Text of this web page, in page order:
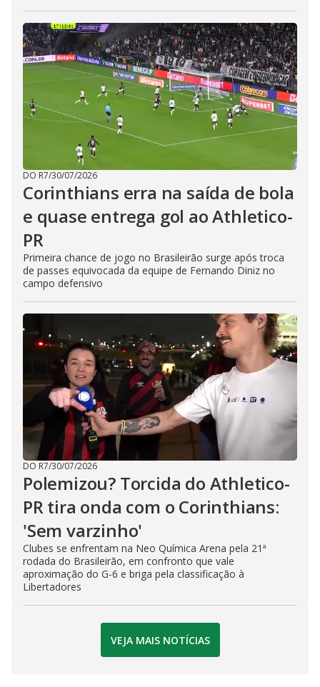
DO R7/30/07/2026
Corinthians erra na saída de bola
e quase entrega gol ao Athletico-
PR
Primeira chance de jogo no Brasileirão surge após troca
de passes equivocada da equipe de Fernando Diniz no
campo defensivo
DO R7/30/07/2026
Polemizou? Torcida do Athletico-
PR tira onda com o Corinthians:
'Sem varzinho'
Clubes se enfrentam na Neo Química Arena pela 21ª
rodada do Brasileirão, em confronto que vale
aproximação do G-6 e briga pela classificação à
Libertadores
VEJA MAIS NOTÍCIAS